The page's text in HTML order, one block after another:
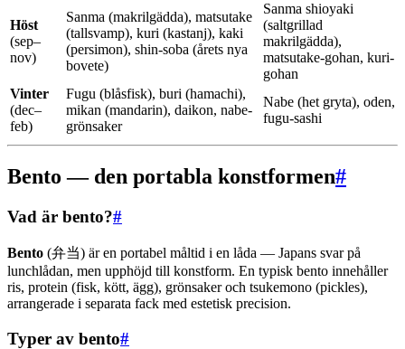
Höst
(sep–
nov)
Sanma (makrilgädda), matsutake
(tallsvamp), kuri (kastanj), kaki
(persimon), shin-soba (årets nya
bovete)
Sanma shioyaki
(saltgrillad
makrilgädda),
matsutake-gohan, kuri-
gohan
Vinter
(dec–
feb)
Fugu (blåsfisk), buri (hamachi),
mikan (mandarin), daikon, nabe-
grönsaker
Nabe (het gryta), oden,
fugu-sashi
Bento — den portabla konstformen#
Vad är bento?#
Bento (弁当) är en portabel måltid i en låda — Japans svar på
lunchlådan, men upphöjd till konstform. En typisk bento innehåller
ris, protein (fisk, kött, ägg), grönsaker och tsukemono (pickles),
arrangerade i separata fack med estetisk precision.
Typer av bento#